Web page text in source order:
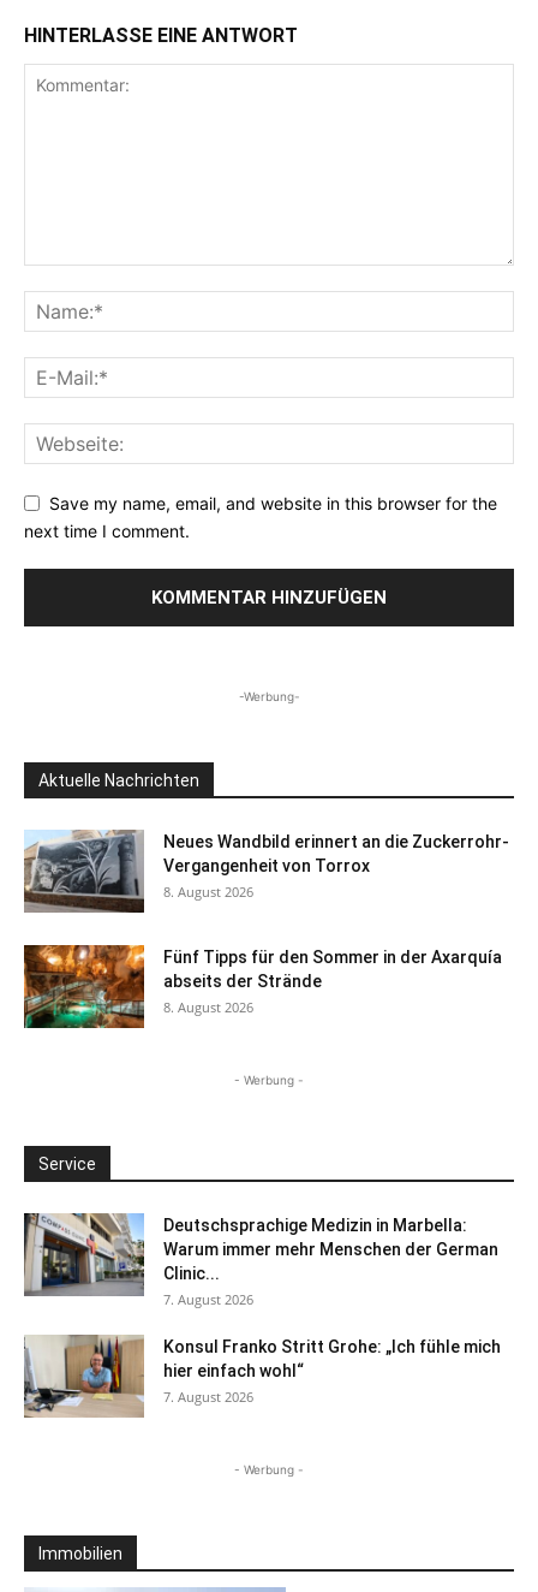
HINTERLASSE EINE ANTWORT
Save my name, email, and website in this browser for the
next time I comment.
-Werbung-
Aktuelle Nachrichten
Neues Wandbild erinnert an die Zuckerrohr-
Vergangenheit von Torrox
8. August 2026
Fünf Tipps für den Sommer in der Axarquía
abseits der Strände
8. August 2026
- Werbung -
Service
Deutschsprachige Medizin in Marbella:
Warum immer mehr Menschen der German
Clinic...
7. August 2026
Konsul Franko Stritt Grohe: „Ich fühle mich
hier einfach wohl“
7. August 2026
- Werbung -
Immobilien